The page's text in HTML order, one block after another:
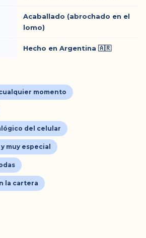
Acaballado (abrochado en el
lomo)
Hecho en Argentina 🇦🇷
momento
del celular
muy especial
la cartera